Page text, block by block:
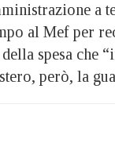
a
al Mef per
spesa che
però, la